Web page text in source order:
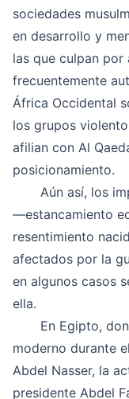
sociedades
en desarrollo y
las que culpan
frecuentemente
África Occidental
los grupos
afilian con Al
posicionamiento.
Aún así, los
―estancamiento
resentimiento
afectados por la
en algunos casos
ella.
En Egipto,
moderno durante
Abdel Nasser, la
presidente Abdel